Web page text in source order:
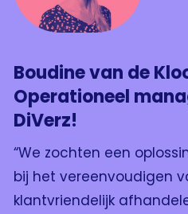
Boudine van de
Operationeel
DiVerz!
“We zochten een
bij het vereenvoudigen
klantvriendelijk